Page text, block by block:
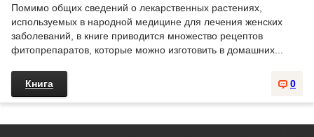
Помимо общих сведений о лекарственных растениях,
используемых в народной медицине для лечения женских
заболеваний, в книге приводится множество рецептов
фитопрепаратов, которые можно изготовить в домашних...
0
Книга